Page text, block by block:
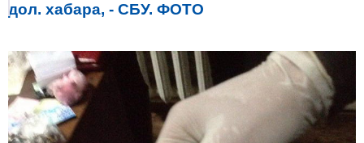
дол. хабара, - СБУ. ФОТО